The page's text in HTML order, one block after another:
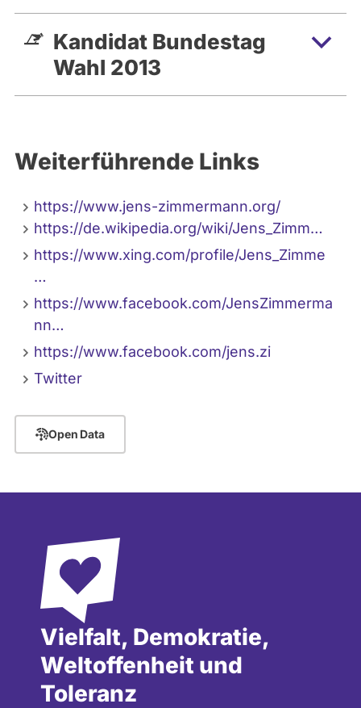
Kandidat Bundestag
Wahl 2013
Weiterführende Links
https://www.jens-zimmermann.org/
https://de.wikipedia.org/wiki/Jens_Zimm…
https://www.xing.com/profile/Jens_Zimme
…
https://www.facebook.com/JensZimmerma
nn…
https://www.facebook.com/jens.zi
Twitter
Open Data
Vielfalt, Demokratie,
Weltoffenheit und
Toleranz